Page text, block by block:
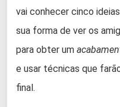
vai conhecer cinco
sua forma de ver os
para obter um
e usar técnicas que
final.